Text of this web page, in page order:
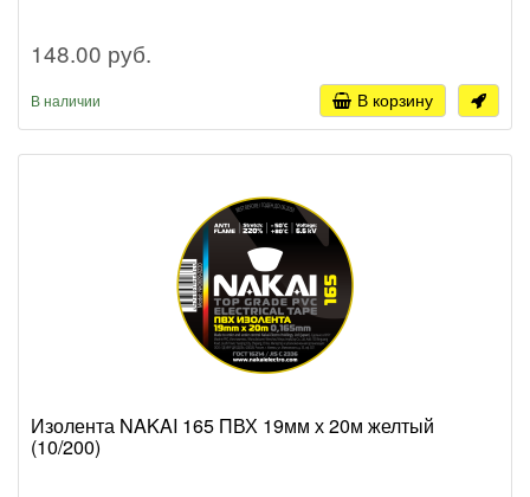
148.00 руб.
В наличии В корзину
Изолента NAKAI 165 ПВХ 19мм х 20м желтый
(10/200)